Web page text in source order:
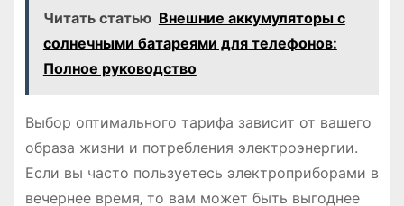
Читать статью Внешние аккумуляторы с
солнечными батареями для телефонов:
Полное руководство
Выбор оптимального тарифа зависит от вашего
образа жизни и потребления электроэнергии.
Если вы часто пользуетесь электроприборами в
вечернее время‚ то вам может быть выгоднее